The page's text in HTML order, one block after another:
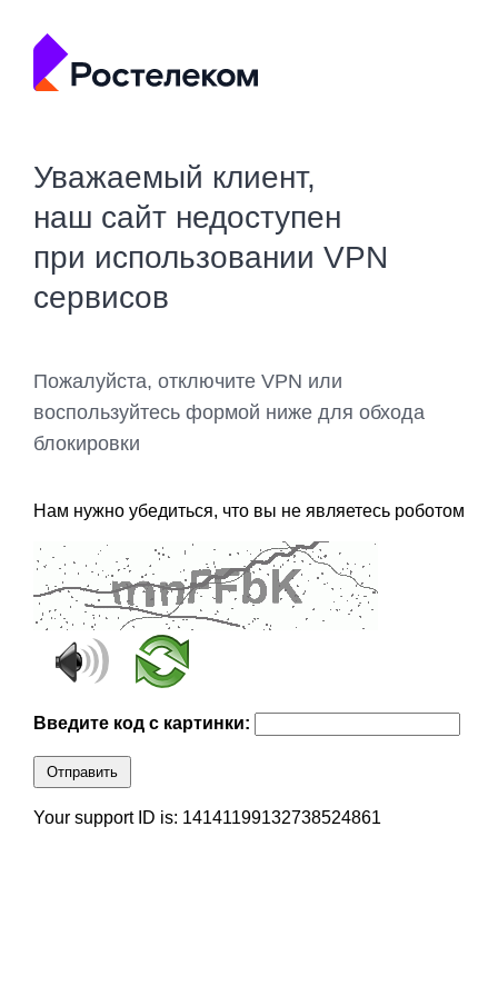
Уважаемый клиент,
наш сайт недоступен
при использовании VPN
сервисов
Пожалуйста, отключите VPN или
воспользуйтесь формой ниже для обхода
блокировки
Нам нужно убедиться, что вы не являетесь роботом
Введите код с картинки:
Отправить
Your support ID is: 14141199132738524861